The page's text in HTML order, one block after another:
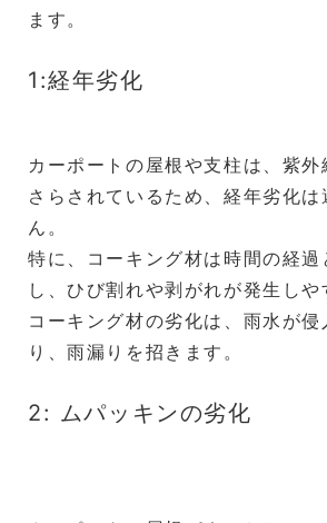
ます。
1:経年劣化
カーポートの屋根や支柱は、紫外
さらされているため、経年劣化
ん。
特に、コーキング材は時間の経過
し、ひび割れや剥がれが発生しや
コーキング材の劣化は、雨水が
り、雨漏りを招きます。
2: ムパッキンの劣化